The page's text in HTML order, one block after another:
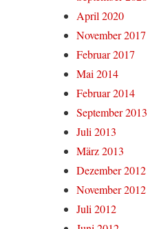
April 2020
November 2017
Februar 2017
Mai 2014
Februar 2014
September 2013
Juli 2013
März 2013
Dezember 2012
November 2012
Juli 2012